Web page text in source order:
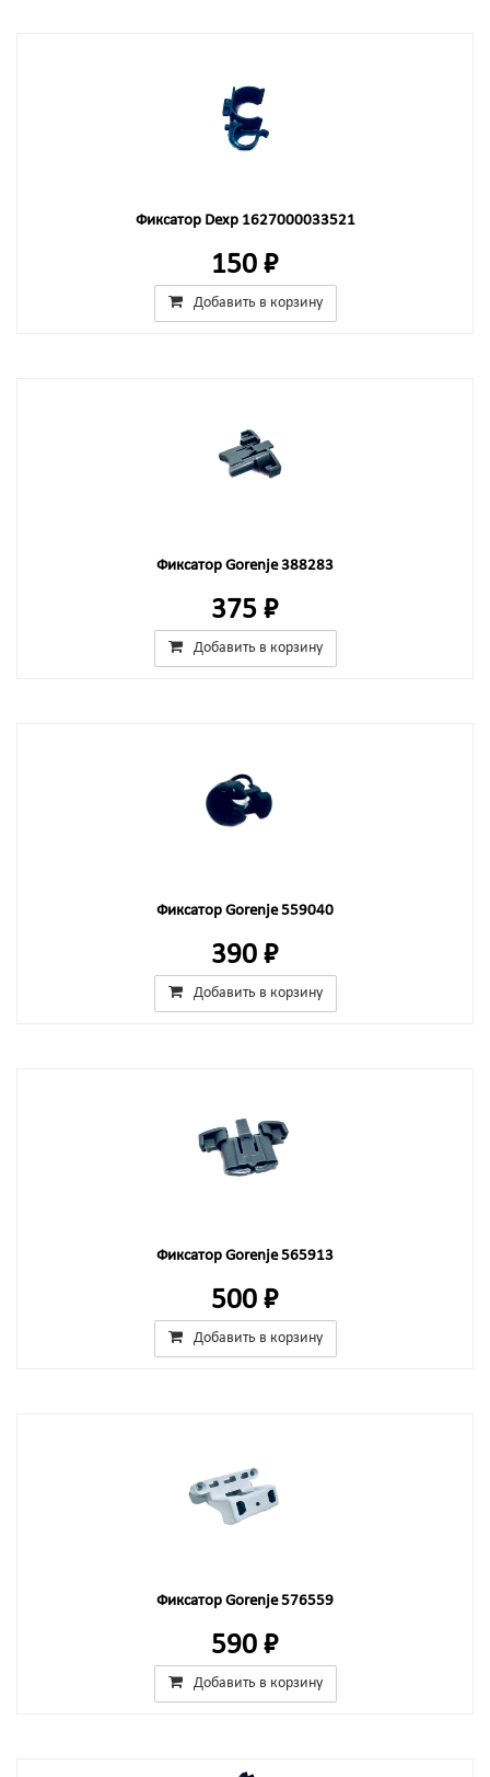
Фиксатор Dexp 1627000033521
150 ₽
Добавить в корзину
Фиксатор Gorenje 388283
375 ₽
Добавить в корзину
Фиксатор Gorenje 559040
390 ₽
Добавить в корзину
Фиксатор Gorenje 565913
500 ₽
Добавить в корзину
Фиксатор Gorenje 576559
590 ₽
Добавить в корзину